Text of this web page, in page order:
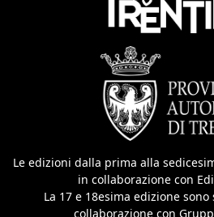
Le edizioni dalla prima alla
in collaborazione con
La 17 e 18esima edizione
collaborazione con